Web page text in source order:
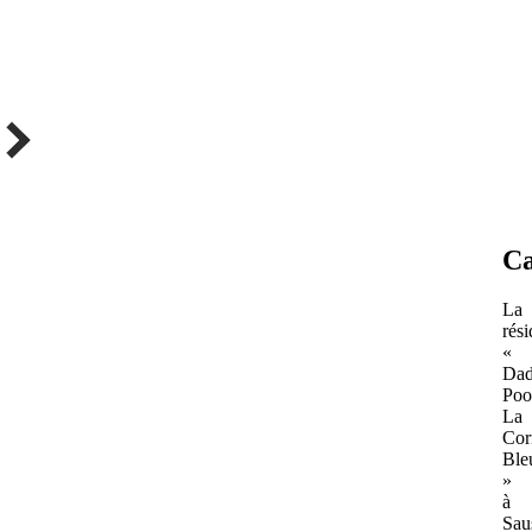
La
«
La
»
à